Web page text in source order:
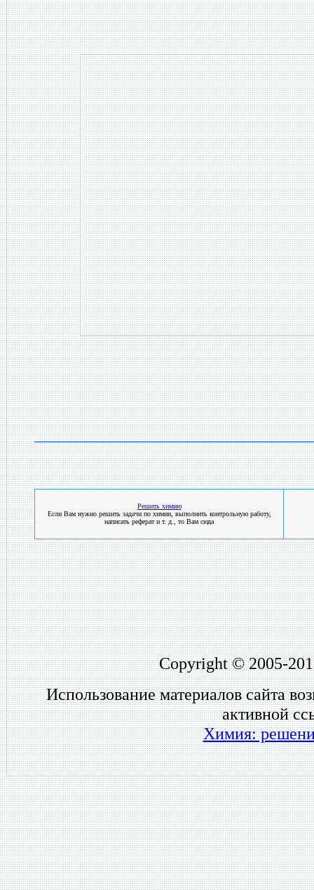
Решить химию
Если Вам нужно решить задачи по химии, выполнить контрольную работу,
написать реферат и т. д., то Вам сюда
Copyright © 2005-
Использование материалов сайта
активной
Химия: